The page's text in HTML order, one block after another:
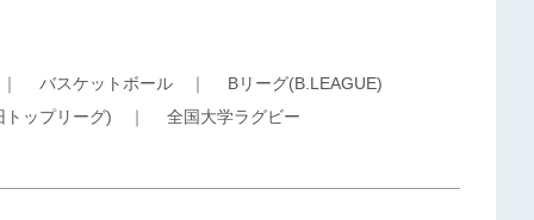
バスケットボール ｜ Bリーグ(B.LEAGUE)
トップリーグ) ｜ 全国大学ラグビー